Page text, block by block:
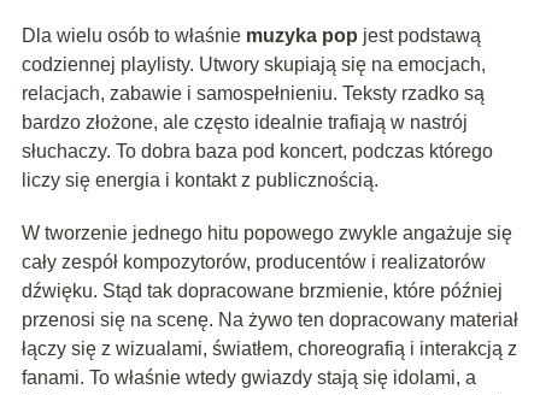
Dla wielu osób to właśnie muzyka pop jest podstawą
codziennej playlisty. Utwory skupiają się na emocjach,
relacjach, zabawie i samospełnieniu. Teksty rzadko są
bardzo złożone, ale często idealnie trafiają w nastrój
słuchaczy. To dobra baza pod koncert, podczas którego
liczy się energia i kontakt z publicznością.
W tworzenie jednego hitu popowego zwykle angażuje się
cały zespół kompozytorów, producentów i realizatorów
dźwięku. Stąd tak dopracowane brzmienie, które później
przenosi się na scenę. Na żywo ten dopracowany materiał
łączy się z wizualami, światłem, choreografią i interakcją z
fanami. To właśnie wtedy gwiazdy stają się idolami, a